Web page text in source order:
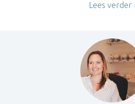
Lees verder